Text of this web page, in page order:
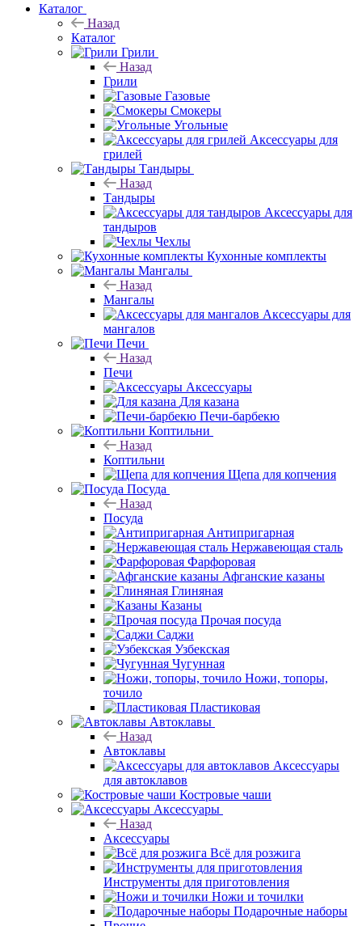
Каталог
Назад
Каталог
Грили
Назад
Грили
Газовые
Смокеры
Угольные
Аксессуары для
грилей
Тандыры
Назад
Тандыры
Аксессуары для
тандыров
Чехлы
Кухонные комплекты
Мангалы
Назад
Мангалы
Аксессуары для
мангалов
Печи
Назад
Печи
Аксессуары
Для казана
Печи-барбекю
Коптильни
Назад
Коптильни
Щепа для копчения
Посуда
Назад
Посуда
Антипригарная
Нержавеющая сталь
Фарфоровая
Афганские казаны
Глиняная
Казаны
Прочая посуда
Саджи
Узбекская
Чугунная
Ножи, топоры,
точило
Пластиковая
Автоклавы
Назад
Автоклавы
Аксессуары
для автоклавов
Костровые чаши
Аксессуары
Назад
Аксессуары
Всё для розжига
Инструменты для приготовления
Ножи и точилки
Подарочные наборы